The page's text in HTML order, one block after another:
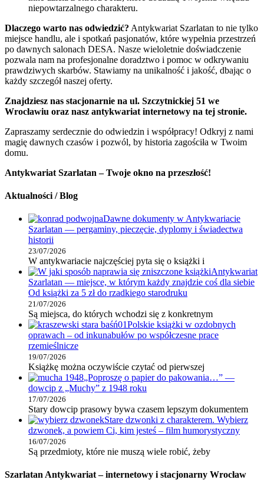
niepowtarzalnego charakteru.
Dlaczego warto nas odwiedzić? Antykwariat Szarlatan to nie tylko
miejsce handlu, ale i spotkań pasjonatów, które wypełnia przestrzeń
po dawnych salonach DESA. Nasze wieloletnie doświadczenie
pozwala nam na profesjonalne doradztwo i pomoc w odkrywaniu
prawdziwych skarbów. Stawiamy na unikalność i jakość, dbając o
każdy szczegół naszej oferty.
Znajdziesz nas stacjonarnie na ul. Szczytnickiej 51 we
Wrocławiu oraz nasz antykwariat internetowy na tej stronie.
Zapraszamy serdecznie do odwiedzin i współpracy! Odkryj z nami
magię dawnych czasów i pozwól, by historia zagościła w Twoim
domu.
Antykwariat Szarlatan – Twoje okno na przeszłość!
Aktualności / Blog
Dawne dokumenty w Antykwariacie
Szarlatan — pergaminy, pieczęcie, dyplomy i świadectwa
historii
23/07/2026
W antykwariacie najczęściej pyta się o książki i
Antykwariat
Szarlatan — miejsce, w którym każdy znajdzie coś dla siebie
Od książki za 5 zł do rzadkiego starodruku
21/07/2026
Są miejsca, do których wchodzi się z konkretnym
Polskie książki w ozdobnych
oprawach – od inkunabułów po współczesne prace
rzemieślnicze
19/07/2026
Książkę można oczywiście czytać od pierwszej
„Poproszę o papier do pakowania…” —
dowcip z „Muchy” z 1948 roku
17/07/2026
Stary dowcip prasowy bywa czasem lepszym dokumentem
Stare dzwonki z charakterem. Wybierz
dzwonek, a powiem Ci, kim jesteś – film humorystyczny
16/07/2026
Są przedmioty, które nie muszą wiele robić, żeby
Szarlatan Antykwariat – internetowy i stacjonarny Wrocław